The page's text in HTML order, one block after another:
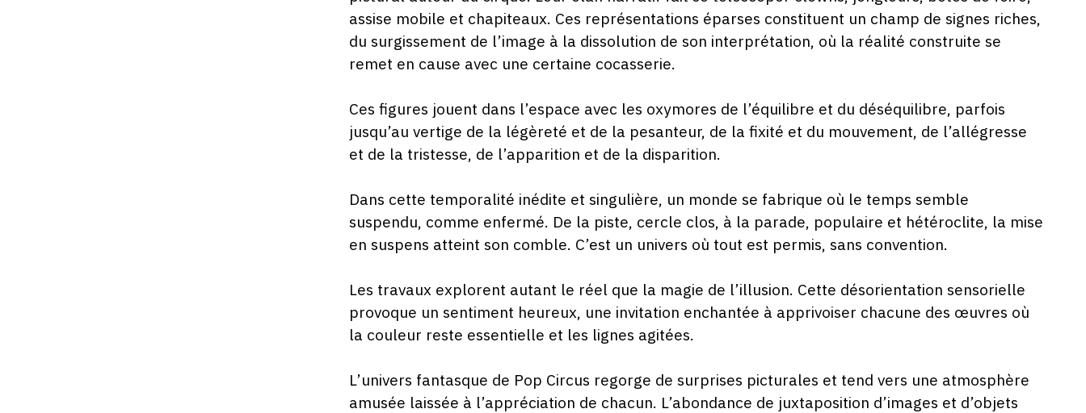
assise mobile et chapiteaux. Ces représentations éparses constituent un champ de signes riches,
du surgissement de l’image à la dissolution de son interprétation, où la réalité construite se
remet en cause avec une certaine cocasserie.
Ces figures jouent dans l’espace avec les oxymores de l’équilibre et du déséquilibre, parfois
jusqu’au vertige de la légèreté et de la pesanteur, de la fixité et du mouvement, de l’allégresse
et de la tristesse, de l’apparition et de la disparition.
Dans cette temporalité inédite et singulière, un monde se fabrique où le temps semble
suspendu, comme enfermé. De la piste, cercle clos, à la parade, populaire et hétéroclite, la mise
en suspens atteint son comble. C’est un univers où tout est permis, sans convention.
Les travaux explorent autant le réel que la magie de l’illusion. Cette désorientation sensorielle
provoque un sentiment heureux, une invitation enchantée à apprivoiser chacune des œuvres où
la couleur reste essentielle et les lignes agitées.
L’univers fantasque de Pop Circus regorge de surprises picturales et tend vers une atmosphère
amusée laissée à l’appréciation de chacun. L’abondance de juxtaposition d’images et d’objets